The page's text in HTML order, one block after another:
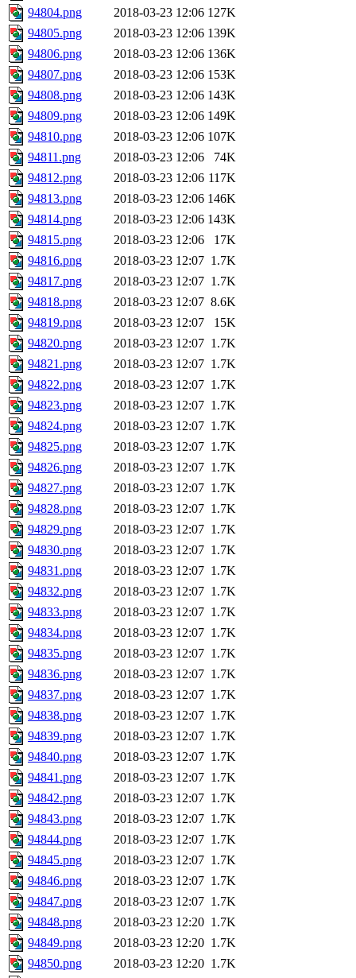
94804.png
2018-03-23 12:06 127K
94805.png
2018-03-23 12:06 139K
94806.png
2018-03-23 12:06 136K
94807.png
2018-03-23 12:06 153K
94808.png
2018-03-23 12:06 143K
94809.png
2018-03-23 12:06 149K
94810.png
2018-03-23 12:06 107K
94811.png
2018-03-23 12:06
74K
94812.png
2018-03-23 12:06 117K
94813.png
2018-03-23 12:06 146K
94814.png
2018-03-23 12:06 143K
94815.png
2018-03-23 12:06
17K
94816.png
2018-03-23 12:07 1.7K
94817.png
2018-03-23 12:07 1.7K
94818.png
2018-03-23 12:07 8.6K
94819.png
2018-03-23 12:07
15K
94820.png
2018-03-23 12:07 1.7K
94821.png
2018-03-23 12:07 1.7K
94822.png
2018-03-23 12:07 1.7K
94823.png
2018-03-23 12:07 1.7K
94824.png
2018-03-23 12:07 1.7K
94825.png
2018-03-23 12:07 1.7K
94826.png
2018-03-23 12:07 1.7K
94827.png
2018-03-23 12:07 1.7K
94828.png
2018-03-23 12:07 1.7K
94829.png
2018-03-23 12:07 1.7K
94830.png
2018-03-23 12:07 1.7K
94831.png
2018-03-23 12:07 1.7K
94832.png
2018-03-23 12:07 1.7K
94833.png
2018-03-23 12:07 1.7K
94834.png
2018-03-23 12:07 1.7K
94835.png
2018-03-23 12:07 1.7K
94836.png
2018-03-23 12:07 1.7K
94837.png
2018-03-23 12:07 1.7K
94838.png
2018-03-23 12:07 1.7K
94839.png
2018-03-23 12:07 1.7K
94840.png
2018-03-23 12:07 1.7K
94841.png
2018-03-23 12:07 1.7K
94842.png
2018-03-23 12:07 1.7K
94843.png
2018-03-23 12:07 1.7K
94844.png
2018-03-23 12:07 1.7K
94845.png
2018-03-23 12:07 1.7K
94846.png
2018-03-23 12:07 1.7K
94847.png
2018-03-23 12:07 1.7K
94848.png
2018-03-23 12:20 1.7K
94849.png
2018-03-23 12:20 1.7K
94850.png
2018-03-23 12:20 1.7K